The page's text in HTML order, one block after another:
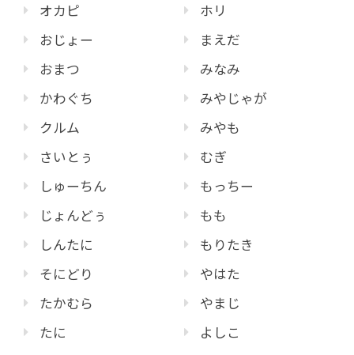
オカピ
おじょー
おまつ
かわぐち
クルム
さいとぅ
しゅーちん
じょんどぅ
しんたに
そにどり
たかむら
たに
ホリ
まえだ
みなみ
みやじゃが
みやも
むぎ
もっちー
もも
もりたき
やはた
やまじ
よしこ